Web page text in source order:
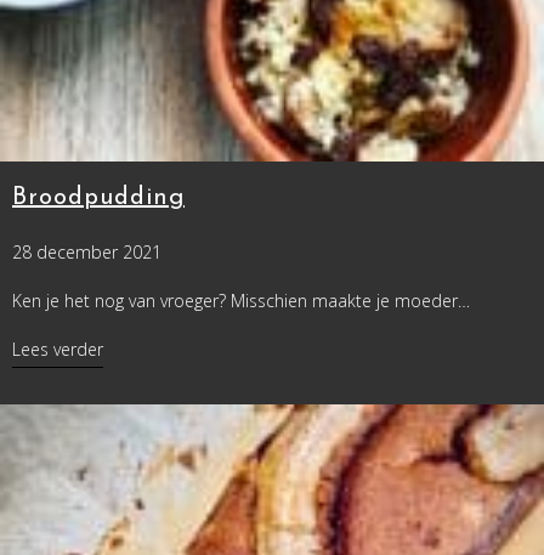
Broodpudding
28 december 2021
Ken je het nog van vroeger? Misschien maakte je moeder…
Lees verderabout Broodpudding